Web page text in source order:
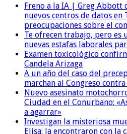
Freno a la IA | Greg Abbott
nuevos centros de datos en
preocupaciones sobre el
Te ofrecen trabajo, pero es
nuevas estafas laborales
Examen toxicológico
Candela Arizaga
A un año del caso del
marchan al Congreso
Nuevo asesinato
Ciudad en el Conurbano:
a agarrar»
Investigan la misteriosa
Elisa: la encontraron con la